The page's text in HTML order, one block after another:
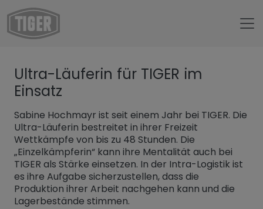
Über uns
Untermenü öffnen für „TIGER Group“
Blog
Untermenü öffnen für „TIGER Blog“
Ultra-Läuferin für TIGER im Einsatz
Ultra-Läuferin für TIGER im
Einsatz
Sabine Hochmayr ist seit einem Jahr bei TIGER. Die
Ultra-Läuferin bestreitet in ihrer Freizeit
Wettkämpfe von bis zu 48 Stunden. Die
„Einzelkämpferin“ kann ihre Mentalität auch bei
TIGER als Stärke einsetzen. In der Intra-Logistik ist
es ihre Aufgabe sicherzustellen, dass die
Produktion ihrer Arbeit nachgehen kann und die
Lagerbestände stimmen.